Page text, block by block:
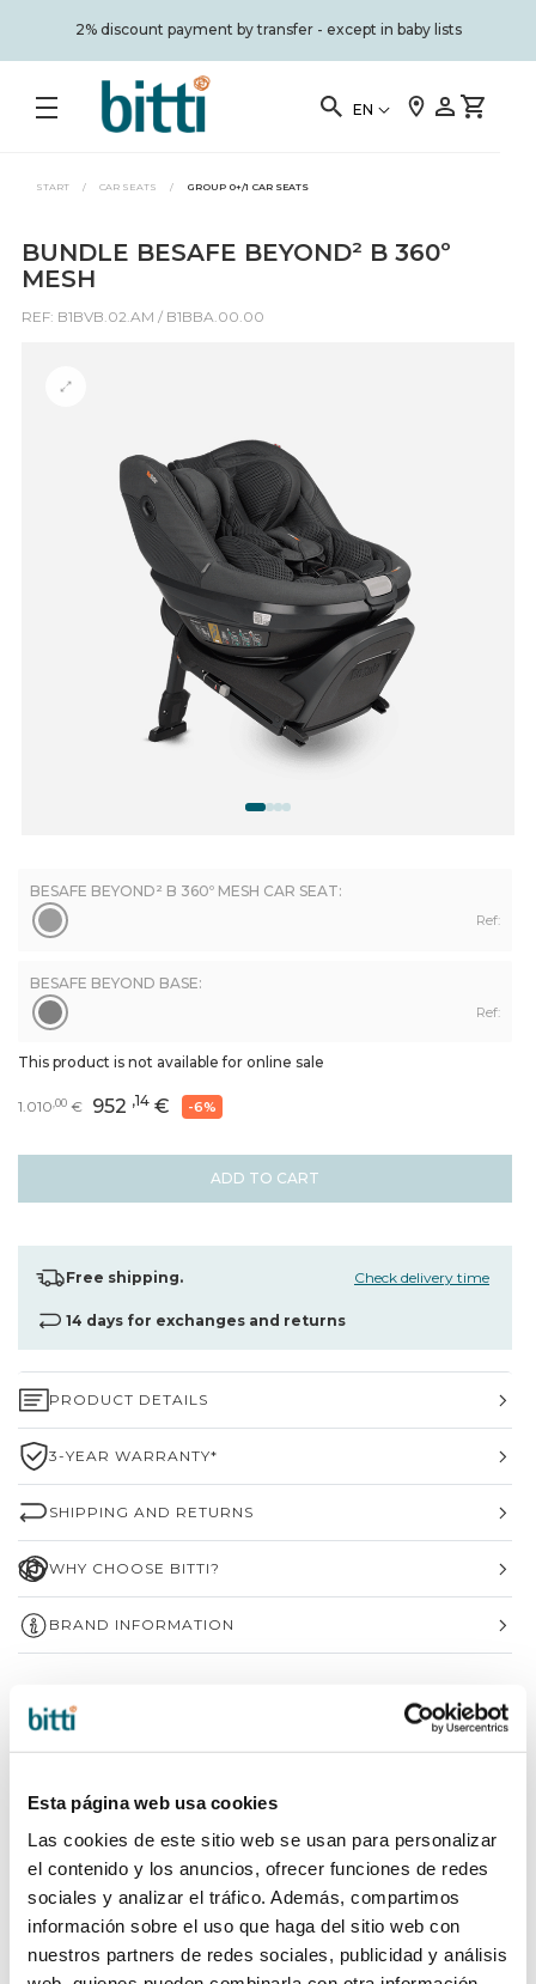
Esta página web usa cookies
Las cookies de este sitio web se usan para personalizar
el contenido y los anuncios, ofrecer funciones de redes
sociales y analizar el tráfico. Además, compartimos
información sobre el uso que haga del sitio web con
nuestros partners de redes sociales, publicidad y análisis
2% discount payment by transfer - except in baby lists
EN
START / CAR SEATS / GROUP 0+/1 CAR SEATS
BUNDLE BESAFE BEYOND² B 360º
MESH
REF: B1BVB.02.AM / B1BBA.00.00
BESAFE BEYOND² B 360º MESH CAR SEAT:
Ref:
BESAFE BEYOND BASE:
Ref:
This product is not available for online sale
ADD TO CART
1.010 ,00 € 952 ,14 € -6%
Free shipping. Check delivery time
14 days for exchanges and returns
PRODUCT DETAILS
3-YEAR WARRANTY*
SHIPPING AND RETURNS
WHY CHOOSE BITTI?
BRAND INFORMATION